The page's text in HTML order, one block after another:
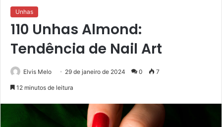
Unhas
110 Unhas Almond:
Tendência de Nail Art
Elvis Melo 29 de janeiro de 2024 0 7
12 minutos de leitura